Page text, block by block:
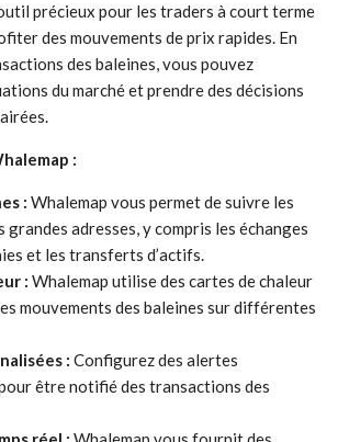
précieux pour les traders à court terme
des mouvements de prix rapides. En
des baleines, vous pouvez
du marché et prendre des décisions
:
: Whalemap vous permet de suivre les
adresses, y compris les échanges
et les transferts d’actifs.
: Whalemap utilise des cartes de chaleur
mouvements des baleines sur différentes
: Configurez des alertes
être notifié des transactions des